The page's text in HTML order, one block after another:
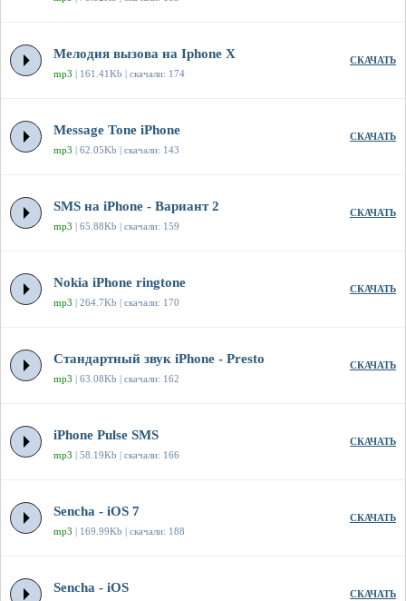
Мелодия вызова на Iphone X
mp3 | 161.41Kb | скачали: 174
СКАЧАТЬ
Message Tone iPhone
mp3 | 62.05Kb | скачали: 143
СКАЧАТЬ
SMS на iPhone - Вариант 2
mp3 | 65.88Kb | скачали: 159
СКАЧАТЬ
Nokia iPhone ringtone
mp3 | 264.7Kb | скачали: 170
СКАЧАТЬ
Стандартный звук iPhone - Presto
mp3 | 63.08Kb | скачали: 162
СКАЧАТЬ
iPhone Pulse SMS
mp3 | 58.19Kb | скачали: 166
СКАЧАТЬ
Sencha - iOS 7
mp3 | 169.99Kb | скачали: 188
СКАЧАТЬ
Sencha - iOS СКАЧАТЬ